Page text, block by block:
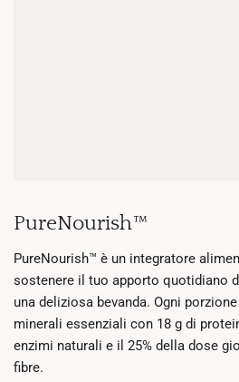
PureNourish™
PureNourish™ è un integratore
sostenere il tuo apporto quotidiano
una deliziosa bevanda. Ogni
minerali essenziali con 18 g di
enzimi naturali e il 25% della dose
fibre.